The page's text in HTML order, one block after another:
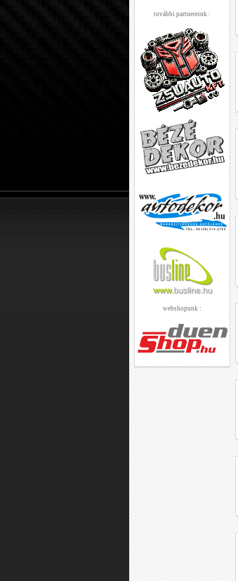
további partnereink :
webshopunk :